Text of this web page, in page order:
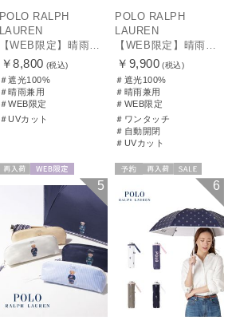
POLO RALPH
LAUREN
【WEB限定】晴雨兼用折りたたみ日傘 ポロ ラルフ ローレン（POLO RALPH LAUREN）ポロ ベア ポニー
￥8,800 (税込)
＃遮光100%
＃晴雨兼用
＃WEB限定
＃UVカット
POLO RALPH
LAUREN
【WEB限定】晴雨兼用自動開閉日傘 ポロ ラルフ ローレン（POLO RALPH LAUREN）ベア 遮光100 UV100 ワンタッチ開閉
￥9,900 (税込)
＃遮光100%
＃晴雨兼用
＃WEB限定
＃ワンタッチ
＃自動開閉
＃UVカット
5
セール
送料無料
WOMEN
6